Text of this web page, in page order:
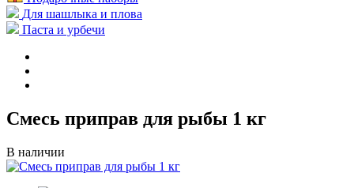
Для шашлыка и плова
Паста и урбечи
Смесь приправ для рыбы 1 кг
В наличии